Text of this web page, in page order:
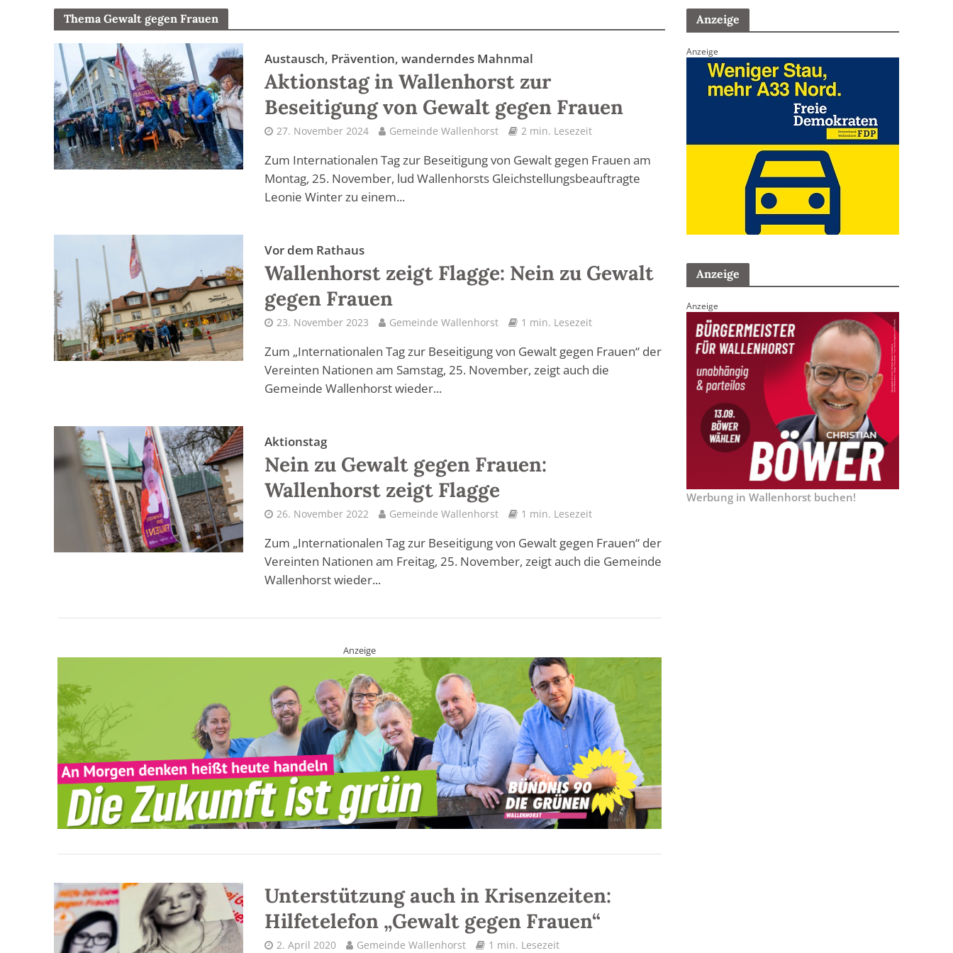
Thema Gewalt gegen Frauen
Austausch, Prävention, wanderndes Mahnmal
Aktionstag in Wallenhorst zur
Beseitigung von Gewalt gegen Frauen
27. November 2024 Gemeinde Wallenhorst 2 min. Lesezeit
Zum Internationalen Tag zur Beseitigung von Gewalt gegen Frauen am
Montag, 25. November, lud Wallenhorsts Gleichstellungsbeauftragte
Leonie Winter zu einem...
Vor dem Rathaus
Wallenhorst zeigt Flagge: Nein zu Gewalt
gegen Frauen
23. November 2023 Gemeinde Wallenhorst 1 min. Lesezeit
Zum „Internationalen Tag zur Beseitigung von Gewalt gegen Frauen“ der
Vereinten Nationen am Samstag, 25. November, zeigt auch die
Gemeinde Wallenhorst wieder...
Aktionstag
Nein zu Gewalt gegen Frauen:
Wallenhorst zeigt Flagge
26. November 2022 Gemeinde Wallenhorst 1 min. Lesezeit
Zum „Internationalen Tag zur Beseitigung von Gewalt gegen Frauen“ der
Vereinten Nationen am Freitag, 25. November, zeigt auch die Gemeinde
Wallenhorst wieder...
Anzeige
Unterstützung auch in Krisenzeiten:
Hilfetelefon „Gewalt gegen Frauen“
2. April 2020 Gemeinde Wallenhorst 1 min. Lesezeit
Anzeige
Anzeige
Anzeige
Anzeige
Werbung in Wallenhorst buchen!